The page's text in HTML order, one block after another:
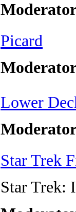
Picard
Lower
Star Trek
Star Trek: